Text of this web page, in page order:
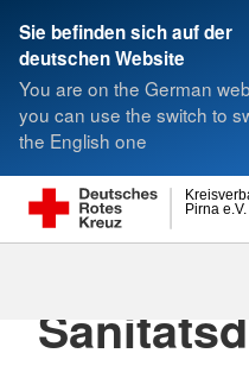
Sie befinden sich auf der
deutschen Website
You are on the German
you can use the switch to
the English one
Pirna e.V.
Suche